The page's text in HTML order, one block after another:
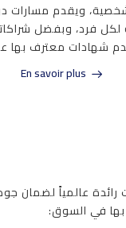
ويقدم مسارات
لكل فرد، وبفضل
شهادات معترف بها
En savoir plus
عالمياً لضمان
في السوق: